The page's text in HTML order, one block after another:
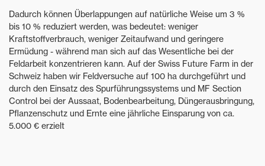
Dadurch können Überlappungen auf natürliche Weise um 3 %
bis 10 % reduziert werden, was bedeutet: weniger
Kraftstoffverbrauch, weniger Zeitaufwand und geringere
Ermüdung - während man sich auf das Wesentliche bei der
Feldarbeit konzentrieren kann. Auf der Swiss Future Farm in der
Schweiz haben wir Feldversuche auf 100 ha durchgeführt und
durch den Einsatz des Spurführungssystems und MF Section
Control bei der Aussaat, Bodenbearbeitung, Düngerausbringung,
Pflanzenschutz und Ernte eine jährliche Einsparung von ca.
5.000 € erzielt